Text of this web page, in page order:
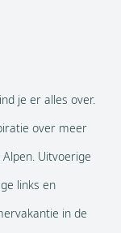
je er alles over.
over meer
Uitvoerige
links en
in de